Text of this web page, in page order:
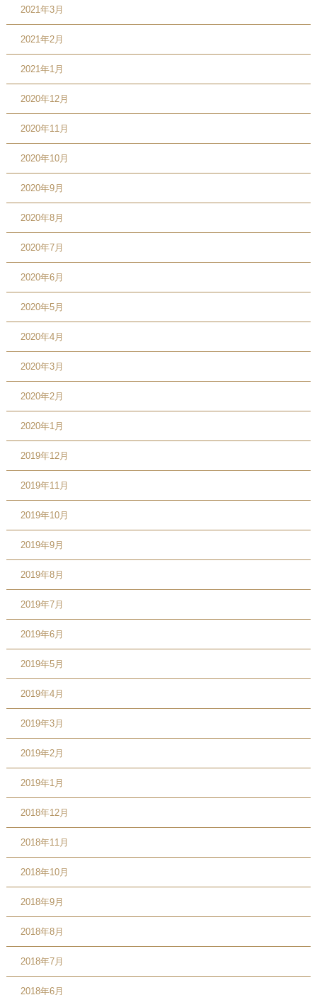
2021年3月
2021年2月
2021年1月
2020年12月
2020年11月
2020年10月
2020年9月
2020年8月
2020年7月
2020年6月
2020年5月
2020年4月
2020年3月
2020年2月
2020年1月
2019年12月
2019年11月
2019年10月
2019年9月
2019年8月
2019年7月
2019年6月
2019年5月
2019年4月
2019年3月
2019年2月
2019年1月
2018年12月
2018年11月
2018年10月
2018年9月
2018年8月
2018年7月
2018年6月